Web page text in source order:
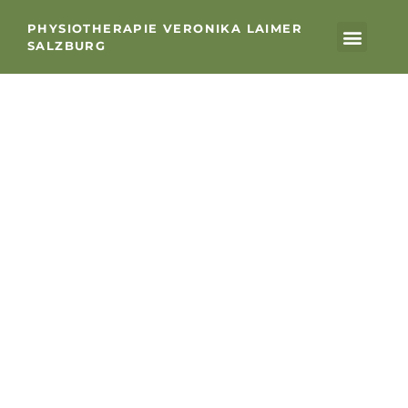
PHYSIOTHERAPIE VERONIKA LAIMER
SALZBURG